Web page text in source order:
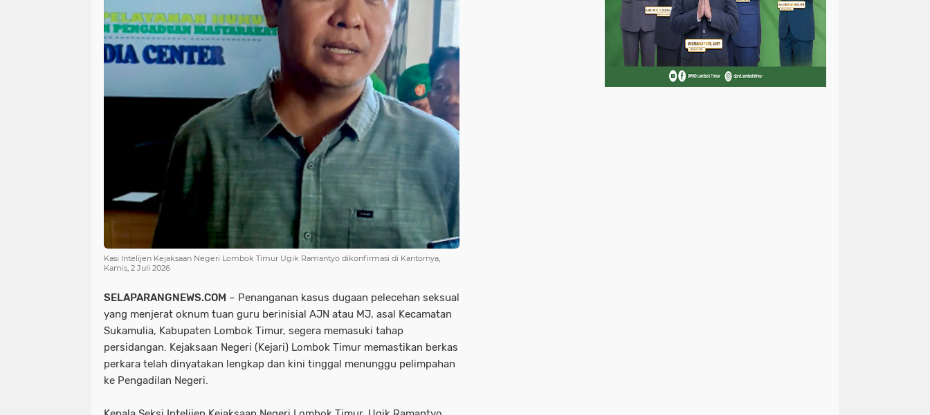
Kasi Intelijen Kejaksaan Negeri Lombok Timur Ugik Ramantyo dikonfirmasi di Kantornya,
Kamis, 2 Juli 2026
SELAPARANGNEWS.COM – Penanganan kasus dugaan pelecehan seksual
yang menjerat oknum tuan guru berinisial AJN atau MJ, asal Kecamatan
Sukamulia, Kabupaten Lombok Timur, segera memasuki tahap
persidangan. Kejaksaan Negeri (Kejari) Lombok Timur memastikan berkas
perkara telah dinyatakan lengkap dan kini tinggal menunggu pelimpahan
ke Pengadilan Negeri.